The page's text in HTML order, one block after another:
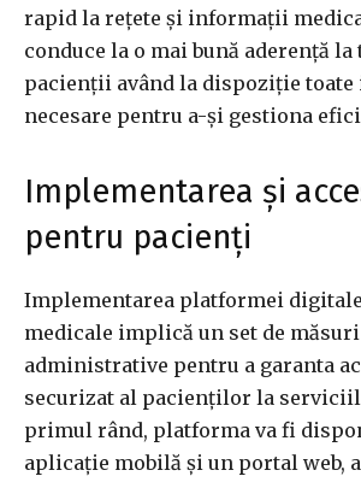
rapid la rețete și informații
conduce la o mai bună aderență la
pacienții având la dispoziție
necesare pentru a-și gestiona
Implementarea și
pentru pacienți
Implementarea platformei
medicale implică un set de
administrative pentru a garanta
securizat al pacienților la
primul rând, platforma va fi
aplicație mobilă și un portal web,